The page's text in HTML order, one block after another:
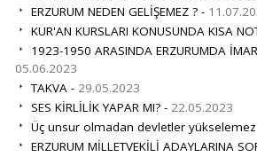
ERZURUM NEDEN GELİŞEMEZ ? -
KUR'AN KURSLARI KONUSUNDA KISA
1923-1950 ARASINDA ERZURUMDA
05.06.2023
TAKVA - 29.05.2023
SES KİRLİLİK YAPAR MI? - 22.05.2023
Üç unsur olmadan devletler
ERZURUM MİLLETVEKİLİ ADAYLARINA